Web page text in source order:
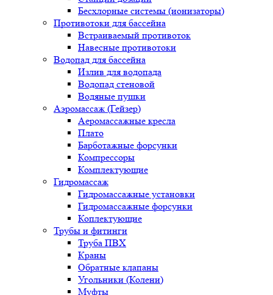
Бесхлорные системы (ионизаторы)
Противотоки для бассейна
Встраиваемый противоток
Навесные противотоки
Водопад для бассейна
Излив для водопада
Водопад стеновой
Водяные пушки
Аэромассаж (Гейзер)
Аеромассажные кресла
Плато
Барботажные форсунки
Компрессоры
Комплектующие
Гидромассаж
Гидромассажные установки
Гидромассажные форсунки
Коплектующие
Трубы и фитинги
Труба ПВХ
Краны
Обратные клапаны
Угольники (Колени)
Муфты